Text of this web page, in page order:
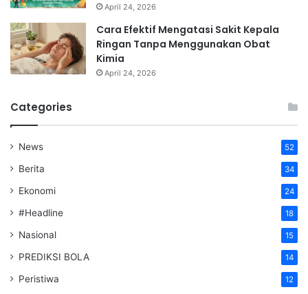
April 24, 2026
Cara Efektif Mengatasi Sakit Kepala
Ringan Tanpa Menggunakan Obat
Kimia
April 24, 2026
Categories
News 52
Berita 34
Ekonomi 24
#Headline 18
Nasional 15
PREDIKSI BOLA 14
Peristiwa 12